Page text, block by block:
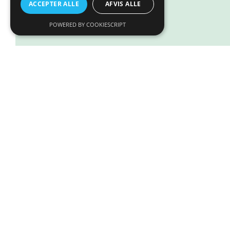
ACCEPTER ALLE AFVIS ALLE
POWERED BY COOKIESCRIPT